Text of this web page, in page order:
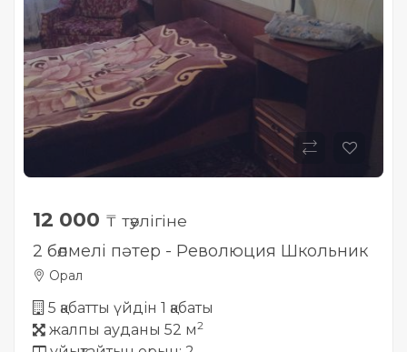
12 000 ₸ тәулігіне
2 бөлмелі пәтер - Революция Школьник
Орал
5 қабатты үйдін 1 қабаты
жалпы ауданы 52 м2